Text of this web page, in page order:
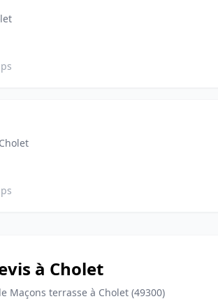
à Cholet
Maçons terrasse à Cholet (49300)